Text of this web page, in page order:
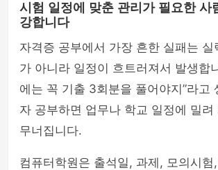
시험 일정에 맞춘 관리가 필요한 사
강합니다
자격증 공부에서 가장 흔한 실패는 실
가 아니라 일정이 흐트러져서 발생합
에는 꼭 기출 3회분을 풀어야지”라고
자 공부하면 업무나 학교 일정에 밀려
무너집니다.
컴퓨터학원은 출석일, 과제, 모의시험